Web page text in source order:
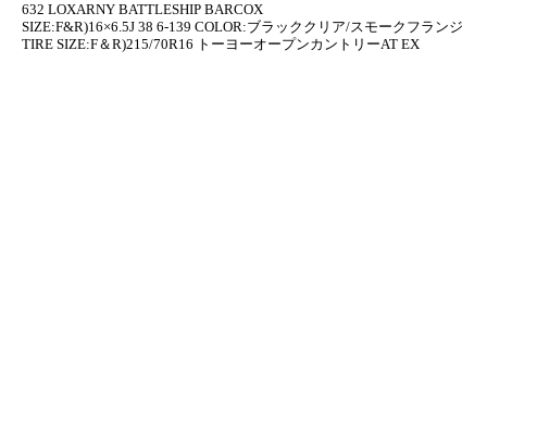
632 LOXARNY BATTLESHIP BARCOX
SIZE:F&R)16×6.5J 38 6-139 COLOR:ブラッククリア/スモークフランジ
TIRE SIZE:F＆R)215/70R16 トーヨーオープンカントリーAT EX